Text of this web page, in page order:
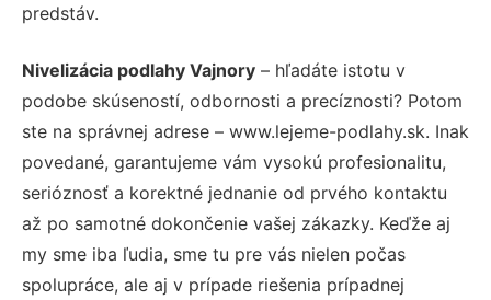
predstáv.
Nivelizácia podlahy Vajnory – hľadáte istotu v
podobe skúseností, odbornosti a precíznosti? Potom
ste na správnej adrese – www.lejeme-podlahy.sk. Inak
povedané, garantujeme vám vysokú profesionalitu,
serióznosť a korektné jednanie od prvého kontaktu
až po samotné dokončenie vašej zákazky. Keďže aj
my sme iba ľudia, sme tu pre vás nielen počas
spolupráce, ale aj v prípade riešenia prípadnej